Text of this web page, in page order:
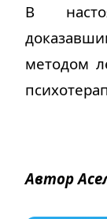
В
методом
Автор